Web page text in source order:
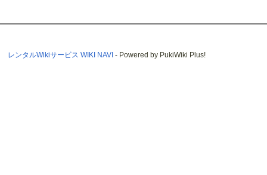
レンタルWikiサービス WIKI NAVI - Powered by PukiWiki Plus!